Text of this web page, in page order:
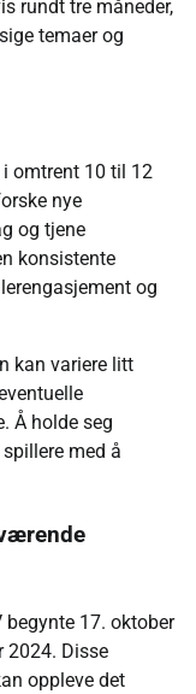
rundt tre måneder,
temaer og
omtrent 10 til 12
nye
og tjene
konsistente
og
kan variere litt
Å holde seg
med å
17. oktober
2024. Disse
oppleve det